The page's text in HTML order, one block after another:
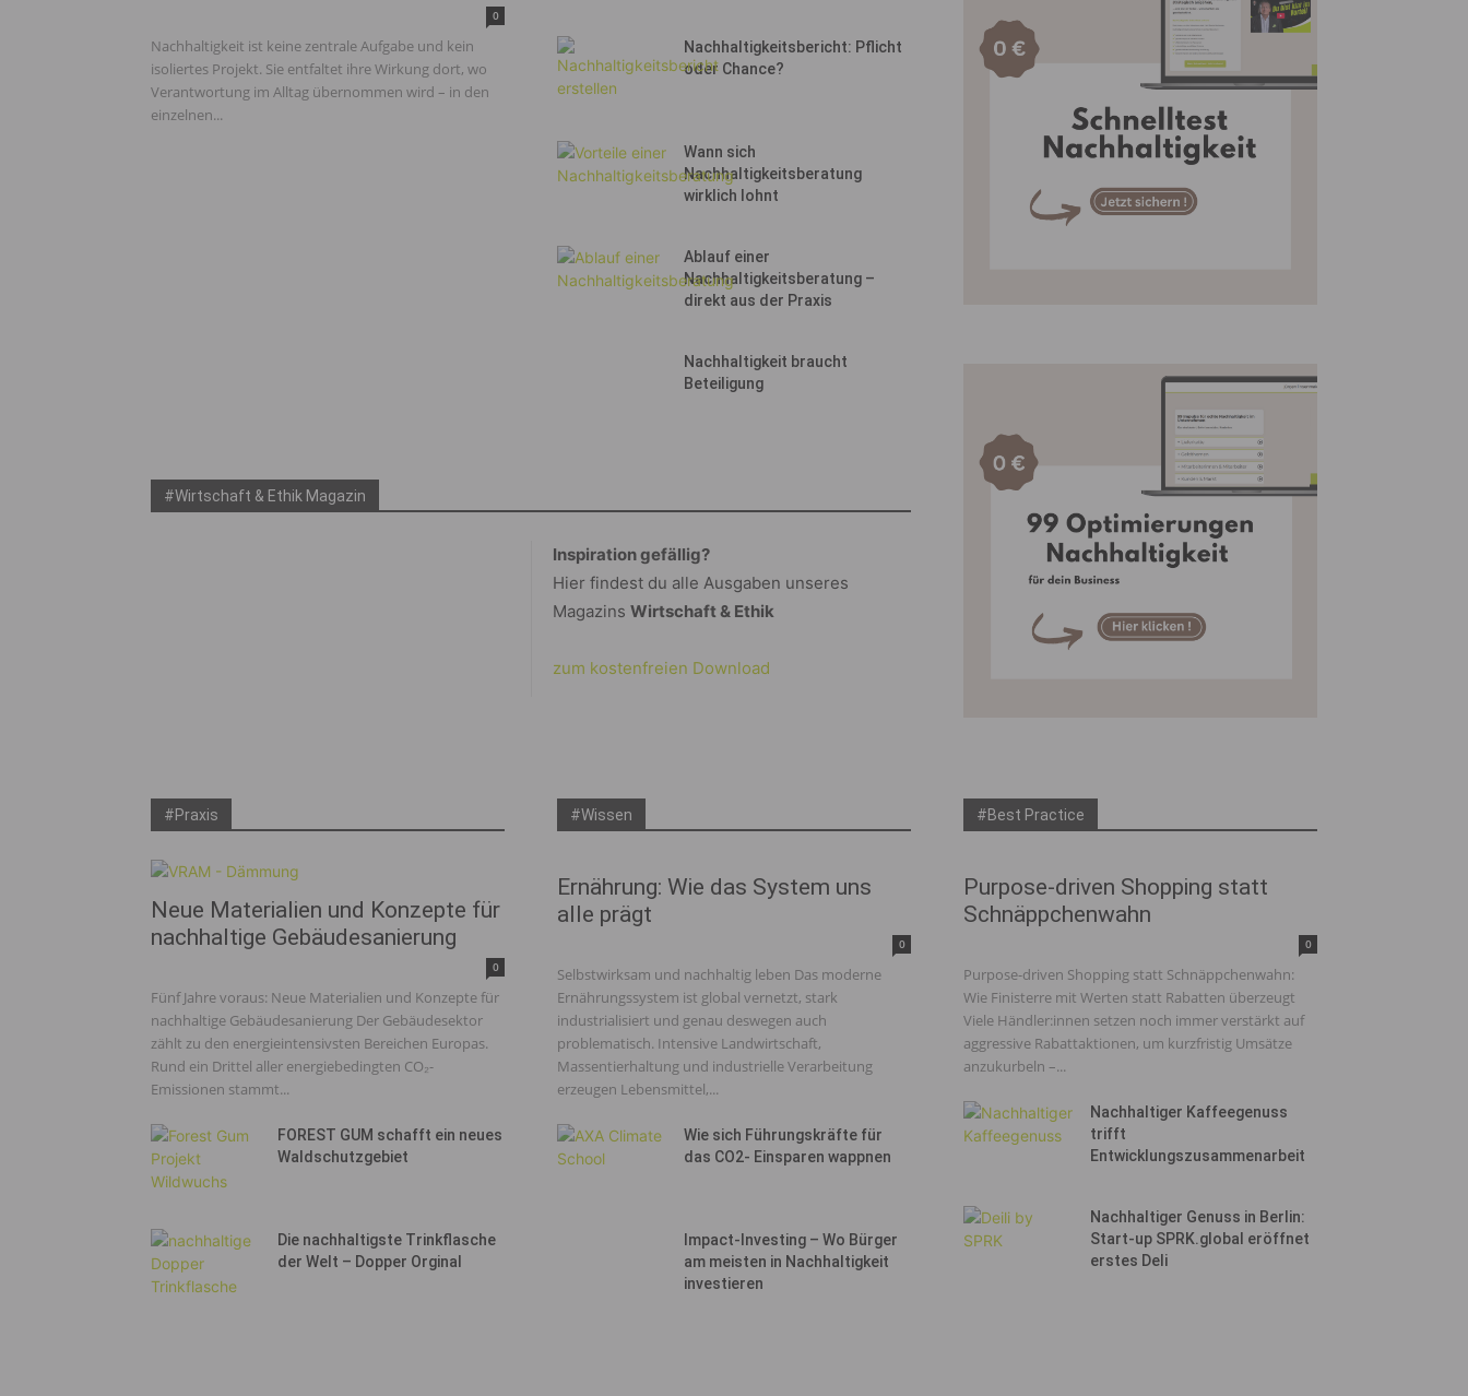
0
Nachhaltigkeit ist keine zentrale Aufgabe und kein
isoliertes Projekt. Sie entfaltet ihre Wirkung dort, wo
Verantwortung im Alltag übernommen wird – in den
einzelnen...
Nachhaltigkeitsbericht: Pflicht
oder Chance?
Wann sich
Nachhaltigkeitsberatung
wirklich lohnt
Ablauf einer
Nachhaltigkeitsberatung –
direkt aus der Praxis
Nachhaltigkeit braucht
Beteiligung
#Wirtschaft & Ethik Magazin
Inspiration gefällig?
Hier findest du alle Ausgaben unseres
Magazins Wirtschaft & Ethik
zum kostenfreien Download
#Praxis
Neue Materialien und Konzepte für
nachhaltige Gebäudesanierung
0
Fünf Jahre voraus: Neue Materialien und Konzepte für
nachhaltige Gebäudesanierung Der Gebäudesektor
zählt zu den energieintensivsten Bereichen Europas.
Rund ein Drittel aller energiebedingten CO₂-
Emissionen stammt...
FOREST GUM schafft ein neues
Waldschutzgebiet
Die nachhaltigste Trinkflasche
der Welt – Dopper Orginal
#Wissen
Ernährung: Wie das System uns
alle prägt
0
Selbstwirksam und nachhaltig leben Das moderne
Ernährungssystem ist global vernetzt, stark
industrialisiert und genau deswegen auch
problematisch. Intensive Landwirtschaft,
Massentierhaltung und industrielle Verarbeitung
erzeugen Lebensmittel,...
Wie sich Führungskräfte für
das CO2- Einsparen wappnen
Impact-Investing – Wo Bürger
am meisten in Nachhaltigkeit
investieren
#Best Practice
Purpose-driven Shopping statt
Schnäppchenwahn
0
Purpose-driven Shopping statt Schnäppchenwahn:
Wie Finisterre mit Werten statt Rabatten überzeugt
Viele Händler:innen setzen noch immer verstärkt auf
aggressive Rabattaktionen, um kurzfristig Umsätze
anzukurbeln –...
Nachhaltiger Kaffeegenuss
trifft
Entwicklungszusammenarbeit
Nachhaltiger Genuss in Berlin:
Start-up SPRK.global eröffnet
erstes Deli